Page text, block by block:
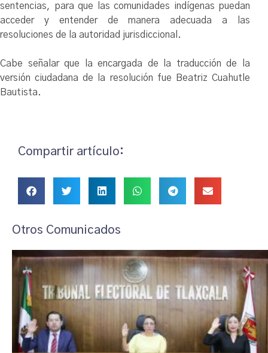
sentencias, para que las comunidades indígenas puedan
acceder y entender de manera adecuada a las
resoluciones de la autoridad jurisdiccional.
Cabe señalar que la encargada de la traducción de la
versión ciudadana de la resolución fue Beatriz Cuahutle
Bautista.
Compartir artículo:
Otros Comunicados